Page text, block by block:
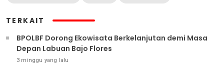
TERKAIT
BPOLBF Dorong Ekowisata Berkelanjutan demi Masa
Depan Labuan Bajo Flores
3 minggu yang lalu